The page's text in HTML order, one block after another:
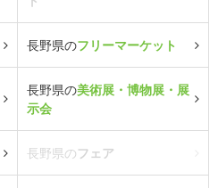
長野県のフリーマーケット
長野県の美術展・博物展・展
示会
長野県のフェア